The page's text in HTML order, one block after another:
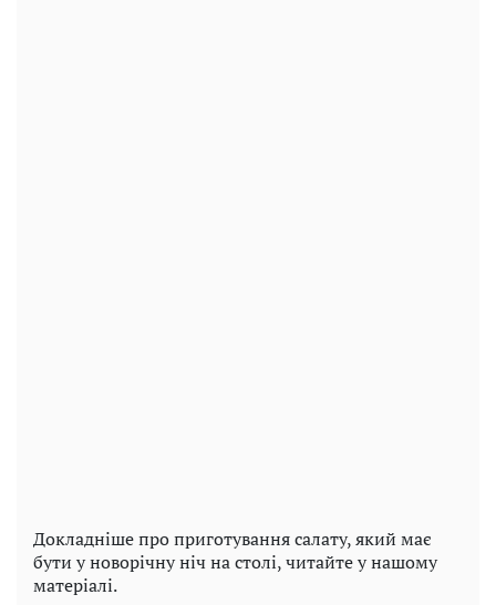
Докладніше про приготування салату, який має
бути у новорічну ніч на столі, читайте у нашому
матеріалі.